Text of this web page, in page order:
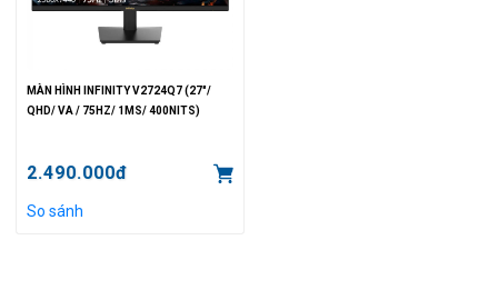
MÀN HÌNH INFINITY V2724Q7 (27"/
QHD/ VA / 75HZ/ 1MS/ 400NITS)
2.490.000đ
So sánh